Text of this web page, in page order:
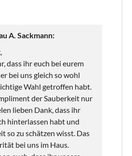
A. Sackmann:
dass ihr euch bei eurem
bei uns gleich so wohl
Wahl getroffen habt.
der Sauberkeit nur
lieben Dank, dass ihr
hinterlassen habt und
so zu schätzen wisst. Das
bei uns im Haus.